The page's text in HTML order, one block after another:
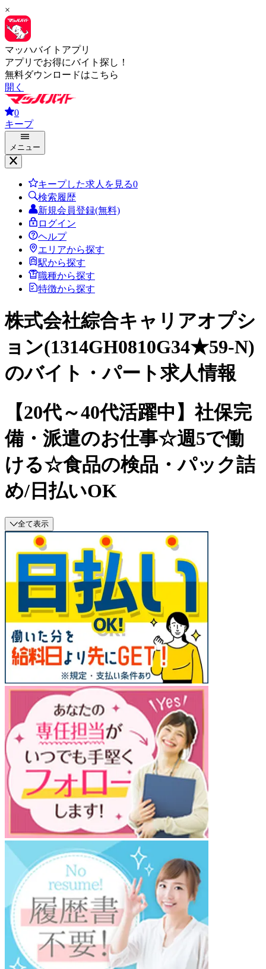
×
マッハバイトアプリ
アプリでお得にバイト探し！
無料ダウンロードはこちら
開く
0
キープ
メニュー
キープした求人を見る0
検索履歴
新規会員登録(無料)
ログイン
ヘルプ
エリアから探す
駅から探す
職種から探す
特徴から探す
株式会社綜合キャリアオプシ
ョン(1314GH0810G34★59-N)
のバイト・パート求人情報
【20代～40代活躍中】社保完
備・派遣のお仕事☆週5で働
ける☆食品の検品・パック詰
め/日払いOK
全て表示